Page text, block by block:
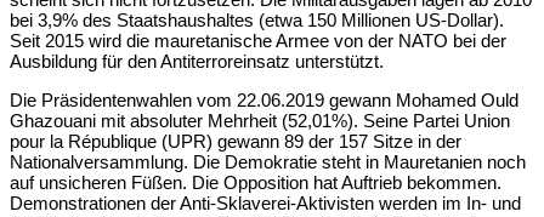
bei 3,9% des Staatshaushaltes (etwa 150 Millionen US-Dollar).
Seit 2015 wird die mauretanische Armee von der NATO bei der
Ausbildung für den Antiterroreinsatz unterstützt.
Die Präsidentenwahlen vom 22.06.2019 gewann Mohamed Ould
Ghazouani mit absoluter Mehrheit (52,01%). Seine Partei Union
pour la République (UPR) gewann 89 der 157 Sitze in der
Nationalversammlung. Die Demokratie steht in Mauretanien noch
auf unsicheren Füßen. Die Opposition hat Auftrieb bekommen.
Demonstrationen der Anti-Sklaverei-Aktivisten werden im In- und